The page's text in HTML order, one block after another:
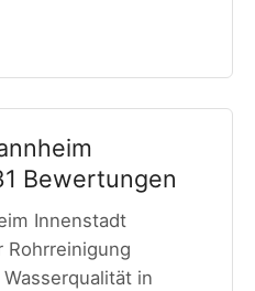
Bewertungen
Innenstadt
Rohrreinigung
in